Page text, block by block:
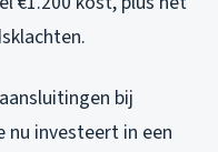
bij
nu investeert in een